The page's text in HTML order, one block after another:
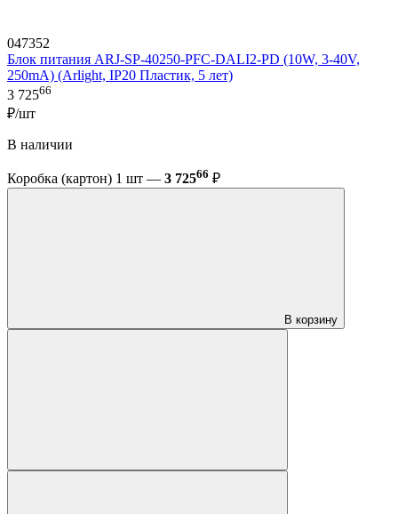
047352
Блок питания ARJ-SP-40250-PFC-DALI2-PD (10W, 3-40V,
250mA) (Arlight, IP20 Пластик, 5 лет)
3 72566
₽/шт
В наличии
Коробка (картон) 1 шт — 3 72566 ₽
В корзину